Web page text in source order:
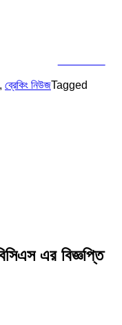
, ব্রেকিং নিউজTagged
এর বিজ্ঞপ্তি